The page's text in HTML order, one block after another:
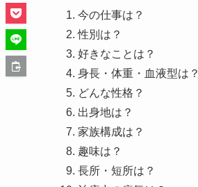
今の仕事は？
性別は？
好きなことは？
身長・体重・血液型は？
どんな性格？
出身地は？
家族構成は？
趣味は？
長所・短所は？